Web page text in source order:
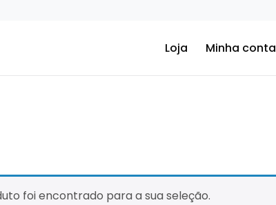
Loja Minha conta
foi encontrado para a sua seleção.